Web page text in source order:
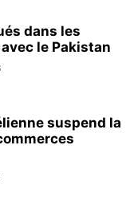
dans les
le Pakistan
suspend la